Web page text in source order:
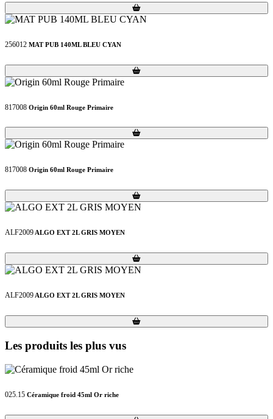
Loading...
Loading...
256012 MAT PUB 140ML BLEU CYAN
Loading...
Loading...
817008 Origin 60ml Rouge Primaire
Loading...
Loading...
817008 Origin 60ml Rouge Primaire
Loading...
Loading...
ALF2009 ALGO EXT 2L GRIS MOYEN
Loading...
Loading...
ALF2009 ALGO EXT 2L GRIS MOYEN
Loading...
Loading...
Les produits les plus vus
025.15 Céramique froid 45ml Or riche